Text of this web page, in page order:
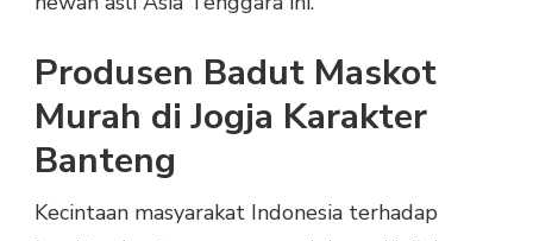
Produsen Badut Maskot
Murah di Jogja Karakter
Banteng
Kecintaan masyarakat Indonesia terhadap